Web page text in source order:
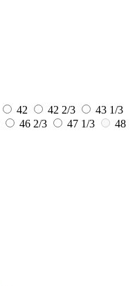
42 42 2/3
43 1/3
46 2/3 47 1/3
48